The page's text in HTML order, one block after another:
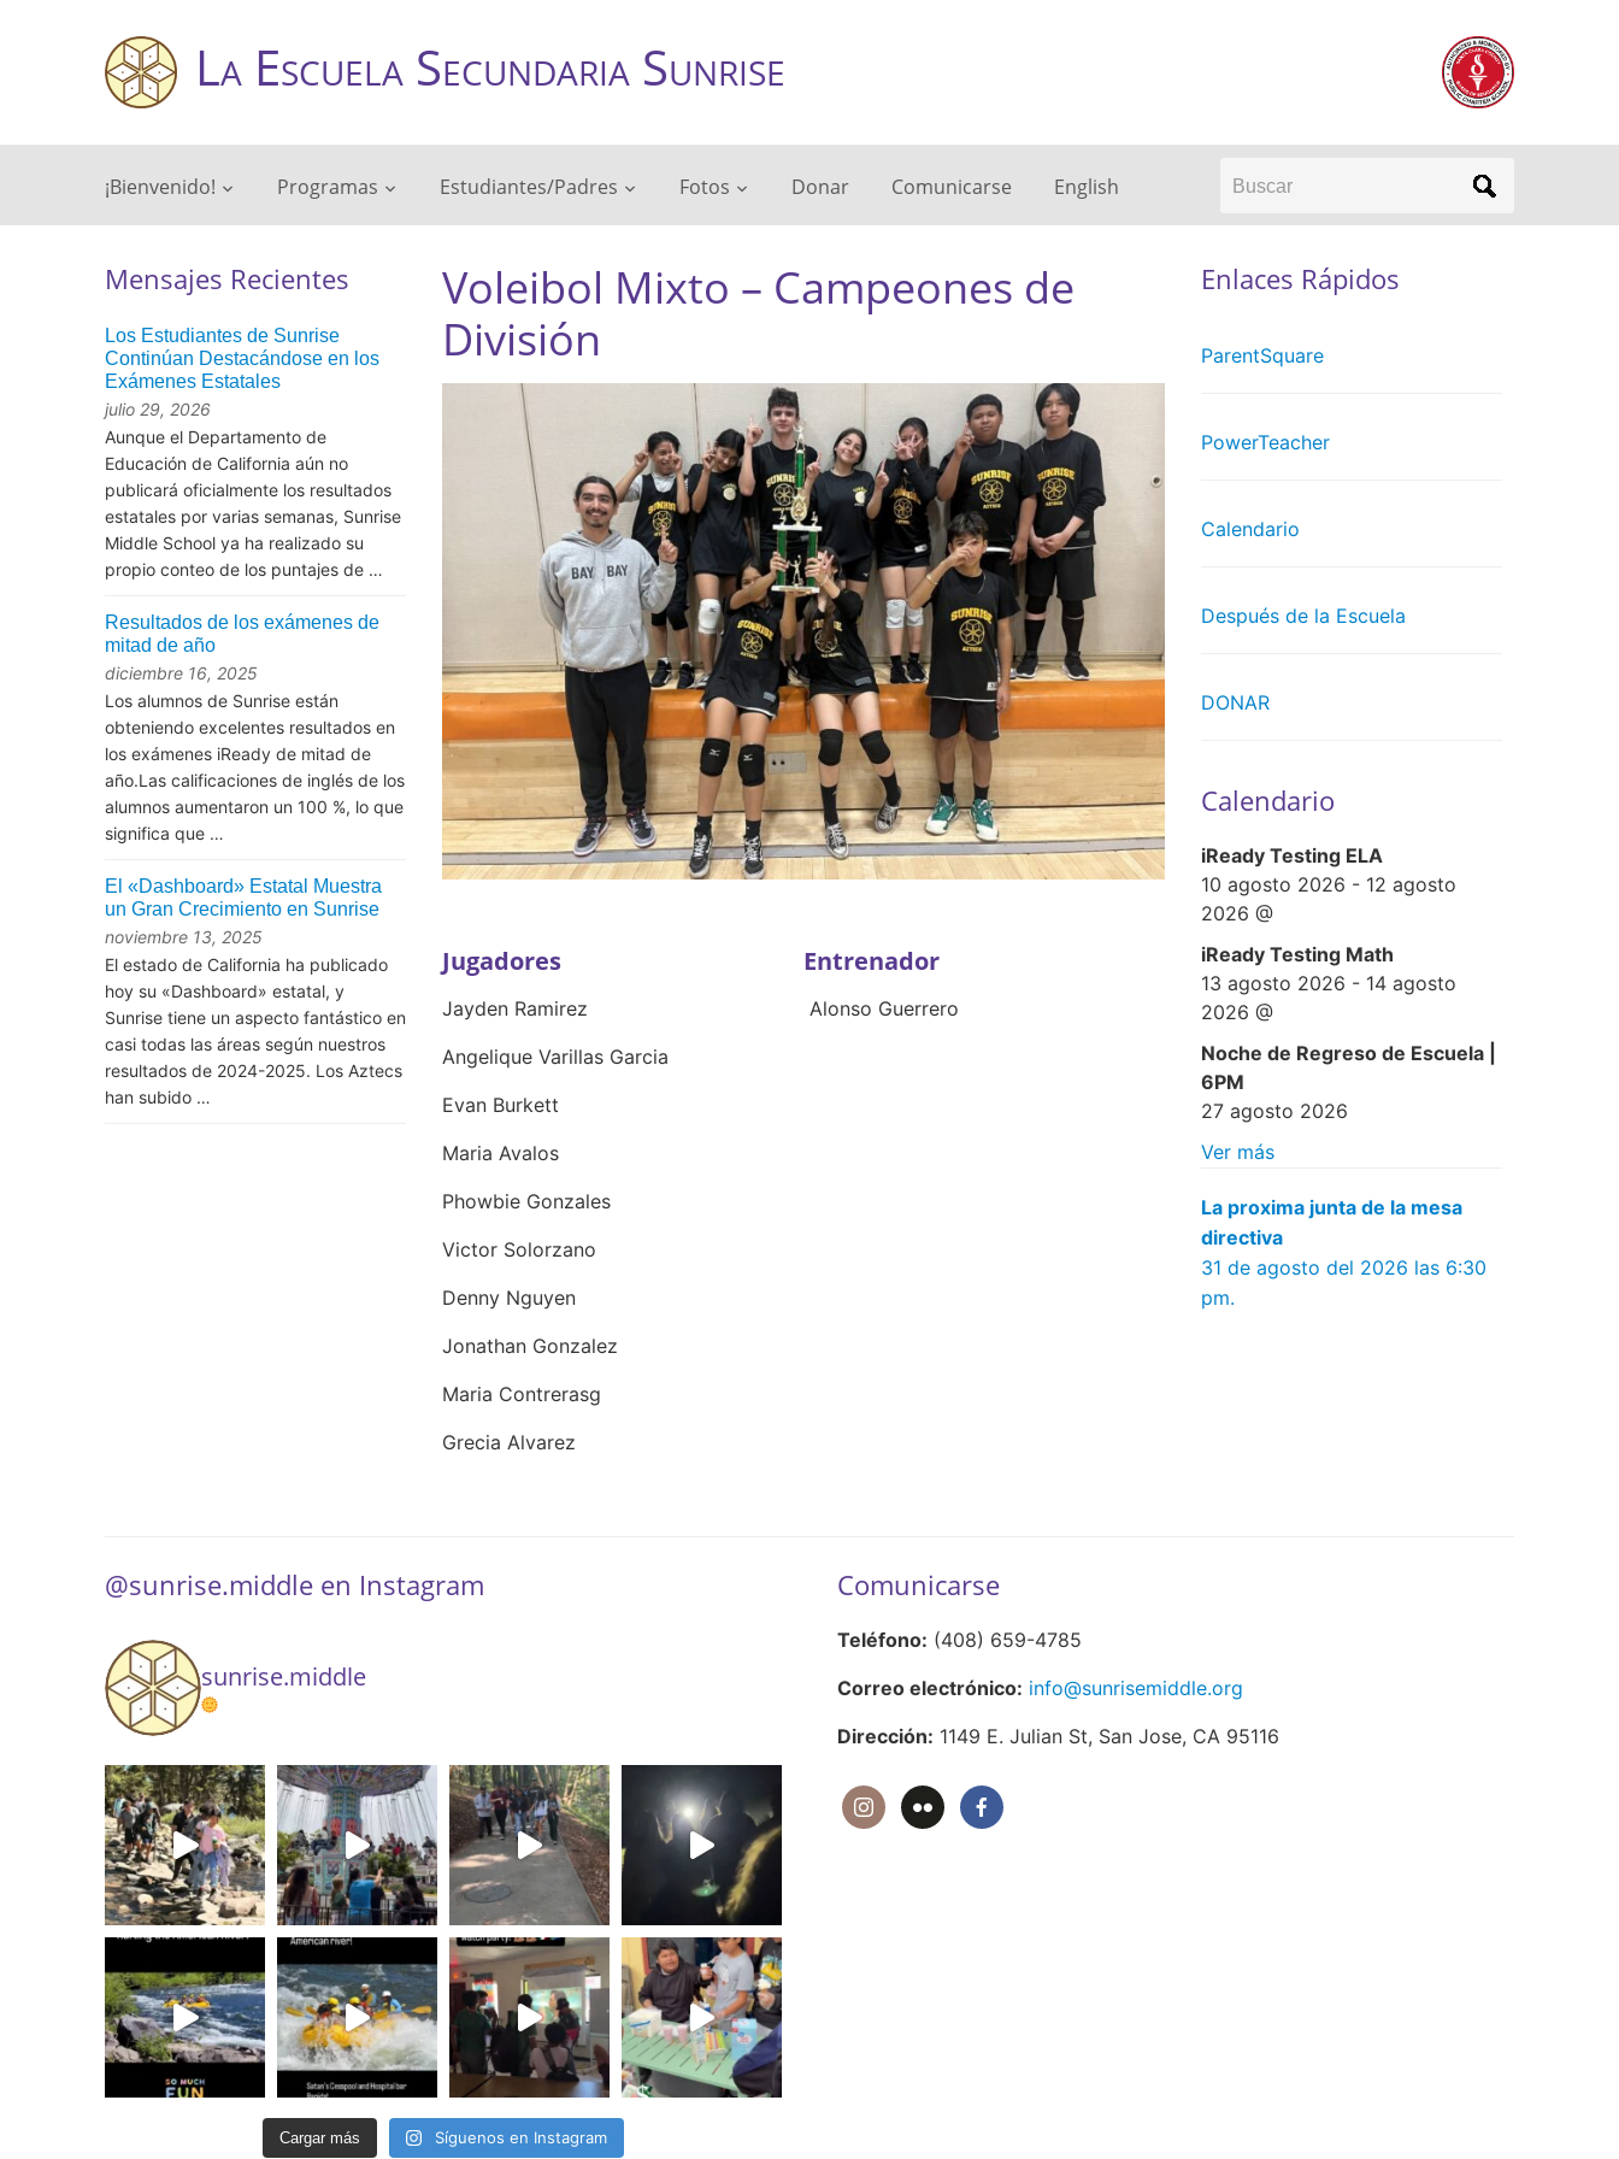
La Escuela Secundaria Sunrise
¡Bienvenido! Programas Estudiantes/Padres Fotos Donar Comunicarse English Buscar
Mensajes Recientes
Los Estudiantes de Sunrise
Continúan Destacándose en los
Exámenes Estatales
julio 29, 2026
Aunque el Departamento de
Educación de California aún no
publicará oficialmente los resultados
estatales por varias semanas, Sunrise
Middle School ya ha realizado su
propio conteo de los puntajes de …
Resultados de los exámenes de
mitad de año
diciembre 16, 2025
Los alumnos de Sunrise están
obteniendo excelentes resultados en
los exámenes iReady de mitad de
año.Las calificaciones de inglés de los
alumnos aumentaron un 100 %, lo que
significa que …
El «Dashboard» Estatal Muestra
un Gran Crecimiento en Sunrise
noviembre 13, 2025
El estado de California ha publicado
hoy su «Dashboard» estatal, y
Sunrise tiene un aspecto fantástico en
casi todas las áreas según nuestros
resultados de 2024-2025. Los Aztecs
han subido …
Voleibol Mixto – Campeones de
División
Jugadores
Jayden Ramirez
Angelique Varillas Garcia
Evan Burkett
Maria Avalos
Phowbie Gonzales
Victor Solorzano
Denny Nguyen
Jonathan Gonzalez
Maria Contrerasg
Grecia Alvarez
Entrenador
Alonso Guerrero
Enlaces Rápidos
ParentSquare
PowerTeacher
Calendario
Después de la Escuela
DONAR
Calendario
iReady Testing ELA
10 agosto 2026 - 12 agosto
2026 @
iReady Testing Math
13 agosto 2026 - 14 agosto
2026 @
Noche de Regreso de Escuela |
6PM
27 agosto 2026
Ver más
La proxima junta de la mesa
directiva
31 de agosto del 2026 las 6:30
pm.
@sunrise.middle en Instagram
sunrise.middle
Cargar más Síguenos en Instagram
Comunicarse
Teléfono: (408) 659-4785
Correo electrónico: info@sunrisemiddle.org
Dirección: 1149 E. Julian St, San Jose, CA 95116